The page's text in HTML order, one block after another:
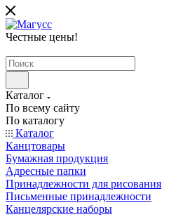
Честные цены!
Каталог
По всему сайту
По каталогу
Каталог
Канцтовары
Бумажная продукция
Адресные папки
Принадлежности для рисования
Письменные принадлежности
Канцелярские наборы